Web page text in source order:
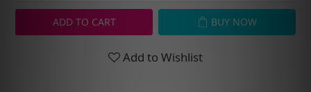
ADD TO CART BUY NOW
Add to Wishlist